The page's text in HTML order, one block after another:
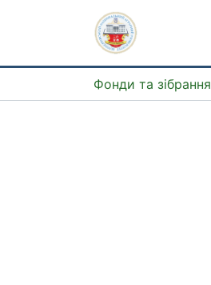
Фонди та зібрання